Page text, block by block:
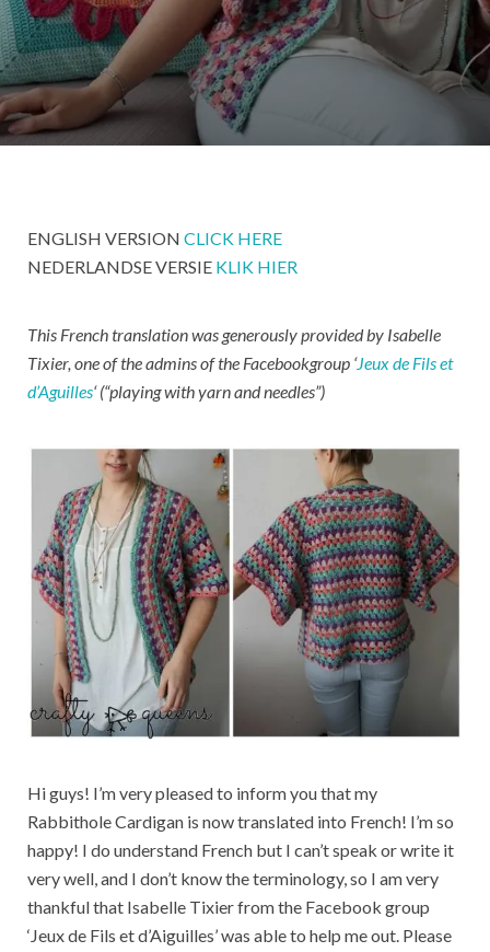
ENGLISH VERSION CLICK HERE
NEDERLANDSE VERSIE KLIK HIER
This French translation was generously provided by Isabelle
Tixier, one of the admins of the Facebookgroup ‘Jeux de Fils et
d’Aguilles‘ (“playing with yarn and needles”)
Hi guys! I’m very pleased to inform you that my
Rabbithole Cardigan is now translated into French! I’m so
happy! I do understand French but I can’t speak or write it
very well, and I don’t know the terminology, so I am very
thankful that Isabelle Tixier from the Facebook group
‘Jeux de Fils et d’Aiguilles’ was able to help me out. Please